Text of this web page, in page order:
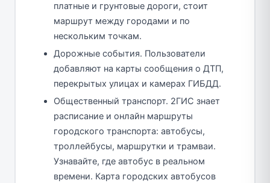
платные и грунтовые дороги, стоит
маршрут между городами и по
нескольким точкам.
Дорожные события. Пользователи
добавляют на карты сообщения о ДТП,
перекрытых улицах и камерах ГИБДД.
Общественный транспорт. 2ГИС знает
расписание и онлайн маршруты
городского транспорта: автобусы,
троллейбусы, маршрутки и трамваи.
Узнавайте, где автобус в реальном
времени. Карта городских автобусов